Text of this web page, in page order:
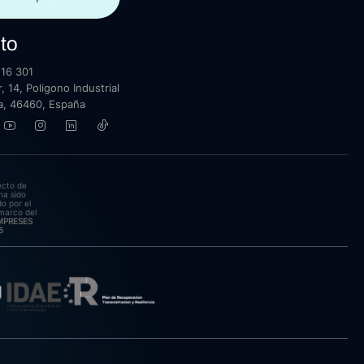
301
14, Poligono Industrial
46460, España
de
sido
por el
del